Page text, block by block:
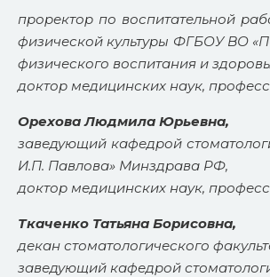
проректор по воспитательной
физической культуры ФГБОУ ВО
физического воспитания и
доктор медицинских наук,
Орехова Людмила Юрьевна,
заведующий кафедрой
И.П. Павлова» Минздрава РФ,
доктор медицинских наук,
Ткаченко Татьяна Борисовна,
декан стоматологического
заведующий кафедрой